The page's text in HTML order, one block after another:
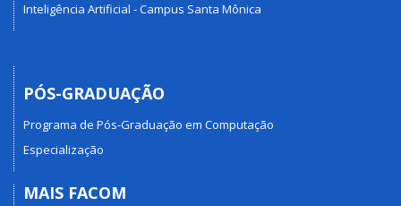
Inteligência Artificial - Campus Santa Mônica
PÓS-GRADUAÇÃO
Programa de Pós-Graduação em Computação
Especialização
MAIS FACOM